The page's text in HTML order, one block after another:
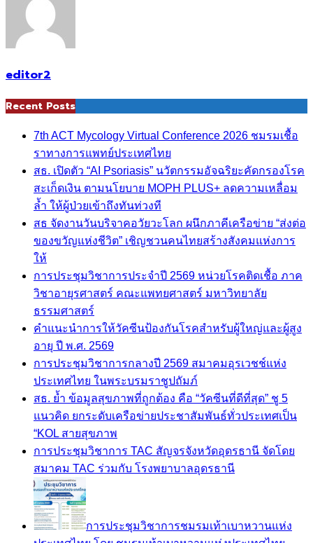
editor2
Recent Posts
7th ACT Mycology Virtual Conference 2026 ชมรมเชื้อ
ราทางการแพทย์ประเทศไทย
สธ. เปิดตัว “AI Psoriasis” นวัตกรรมอัจฉริยะคัดกรองโรค
สะเก็ดเงิน ตามนโยบาย MOPH PLUS+ ลดความเหลื่อม
ล้ำ ให้ผู้ป่วยเข้าถึงทันท่วงที
สธ จัดงานวันบริจาคอวัยวะโลก ผนึกภาคีเครือข่าย “ส่งต่อ
ของขวัญแห่งชีวิต” เชิญชวนคนไทยสร้างสังคมแห่งการ
ให้
การประชุมวิชาการประจำปี 2569 หน่วยโรคติดเชื้อ ภาค
วิชาอายุรศาสตร์ คณะแพทยศาสตร์ มหาวิทยาลัย
ธรรมศาสตร์
คำแนะนำการให้วัคซีนป้องกันโรคสำหรับผู้ใหญ่และผู้สูง
อายุ ปี พ.ศ. 2569
การประชุมวิชาการกลางปี 2569 สมาคมอุรเวชช์แห่ง
ประเทศไทย ในพระบรมราชูปถัมภ์
สธ. ย้ำ ข้อมูลสุขภาพที่ถูกต้อง คือ “วัคซีนที่ดีที่สุด” ชู 5
แนวคิด ยกระดับเครือข่ายประชาสัมพันธ์ทั่วประเทศเป็น
“KOL สายสุขภาพ
การประชุมวิชาการ TAC สัญจรจังหวัดอุดรธานี จัดโดย
สมาคม TAC ร่วมกับ โรงพยาบาลอุดรธานี
การประชุมวิชาการชมรมเท้าเบาหวานแห่ง